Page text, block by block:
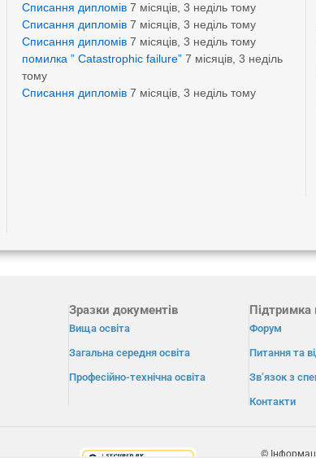
Списання дипломів 7 місяців, 3 неділь тому
Списання дипломів 7 місяців, 3 неділь тому
Списання дипломів 7 місяців, 3 неділь тому
помилка ” Catastrophic failure” 7 місяців, 3 неділь
тому
Списання дипломів 7 місяців, 3 неділь тому
Зразки документів
Вища освіта
Загальна середня освіта
Професійно-технічна освіта
Підтримка
Форум
Питання та
Зв’язок з
Контакти
©